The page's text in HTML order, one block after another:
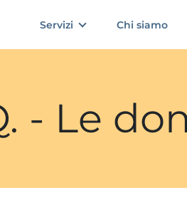
Servizi Chi siamo
- Le